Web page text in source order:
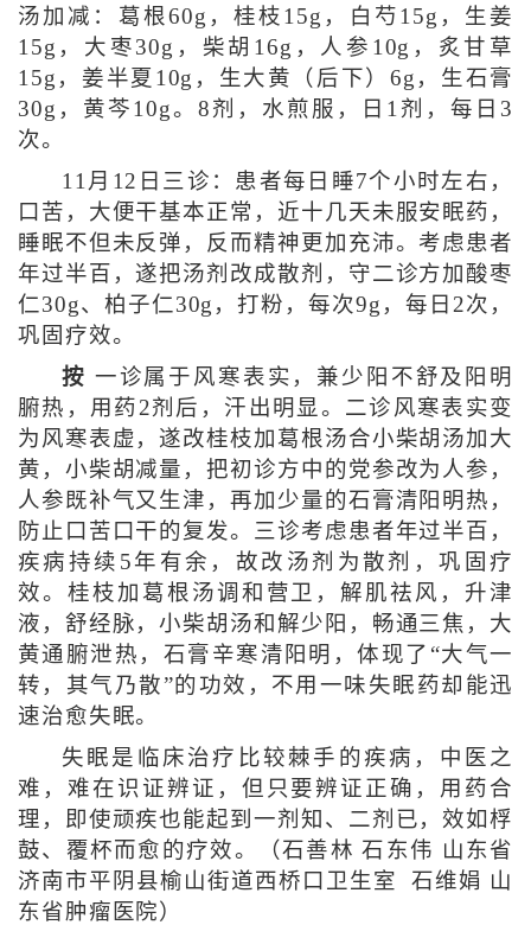
汤加减：葛根60g，桂枝15g，白芍15g，生姜
15g，大枣30g，柴胡16g，人参10g，炙甘草
15g，姜半夏10g，生大黄（后下）6g，生石膏
30g，黄芩10g。8剂，水煎服，日1剂，每日3
次。
11月12日三诊：患者每日睡7个小时左右，
口苦，大便干基本正常，近十几天未服安眠药，
睡眠不但未反弹，反而精神更加充沛。考虑患者
年过半百，遂把汤剂改成散剂，守二诊方加酸枣
仁30g、柏子仁30g，打粉，每次9g，每日2次，
巩固疗效。
按 一诊属于风寒表实，兼少阳不舒及阳明
腑热，用药2剂后，汗出明显。二诊风寒表实变
为风寒表虚，遂改桂枝加葛根汤合小柴胡汤加大
黄，小柴胡减量，把初诊方中的党参改为人参，
人参既补气又生津，再加少量的石膏清阳明热，
防止口苦口干的复发。三诊考虑患者年过半百，
疾病持续5年有余，故改汤剂为散剂，巩固疗
效。桂枝加葛根汤调和营卫，解肌祛风，升津
液，舒经脉，小柴胡汤和解少阳，畅通三焦，大
黄通腑泄热，石膏辛寒清阳明，体现了“大气一
转，其气乃散”的功效，不用一味失眠药却能迅
速治愈失眠。
失眠是临床治疗比较棘手的疾病，中医之
难，难在识证辨证，但只要辨证正确，用药合
理，即使顽疾也能起到一剂知、二剂已，效如桴
鼓、覆杯而愈的疗效。（石善林 石东伟 山东省
济南市平阴县榆山街道西桥口卫生室 石维娟 山
东省肿瘤医院）